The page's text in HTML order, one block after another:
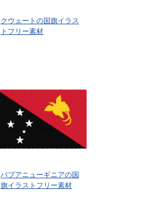
クウェートの国旗イラス
トフリー素材
パプアニューギニアの国
旗イラストフリー素材